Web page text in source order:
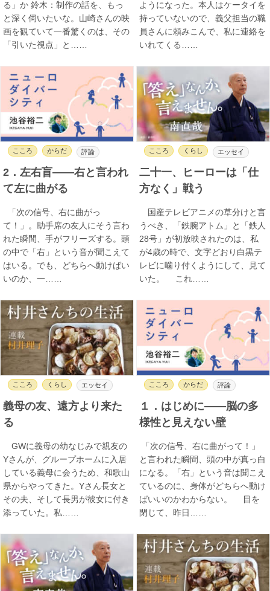
る」か 鈴木：制作の話を、もっ
と深く伺いたいな。山崎さんの映
画を観ていて一番驚くのは、その
「引いた視点」と……
ようになった。本人はケータイを
持っていないので、義父担当の職
員さんに頼みこんで、私に連絡を
いれてくる……
こころ からだ 評論
2．左右盲――右と言われ
て左に曲がる
「次の信号、右に曲がっ
て！」。助手席の友人にそう言わ
れた瞬間、手がフリーズする。頭
の中で「右」という音が聞こえて
はいる。でも、どちらへ動けばい
いのか、一……
こころ くらし エッセイ
二十一、ヒーローは「仕
方なく」戦う
国産テレビアニメの草分けと言
うべき、「鉄腕アトム」と「鉄人
28号」が初放映されたのは、私
が4歳の時で、文字どおり白黒テ
レビに噛り付くようにして、見て
いた。 これ……
こころ くらし エッセイ
義母の友、遠方より来た
る
GWに義母の幼なじみで親友の
Yさんが、グループホームに入居
している義母に会うため、和歌山
県からやってきた。Yさん長女と
その夫、そして長男が彼女に付き
添っていた。私……
こころ からだ 評論
１．はじめに――脳の多
様性と見えない壁
「次の信号、右に曲がって！」
と言われた瞬間、頭の中が真っ白
になる。「右」という音は聞こえ
ているのに、身体がどちらへ動け
ばいいのかわからない。 目を
閉じて、昨日……